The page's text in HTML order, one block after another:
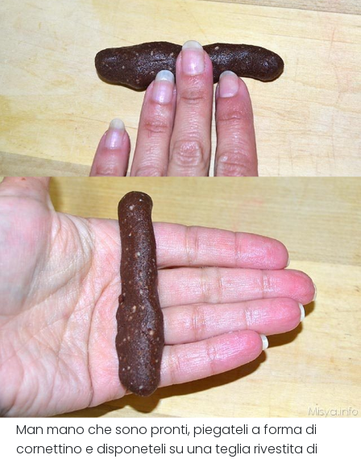
Man mano che sono pronti, piegateli a forma di
cornettino e disponeteli su una teglia rivestita di